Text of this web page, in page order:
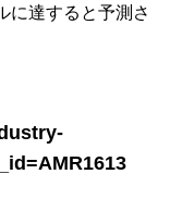
に達すると予測さ